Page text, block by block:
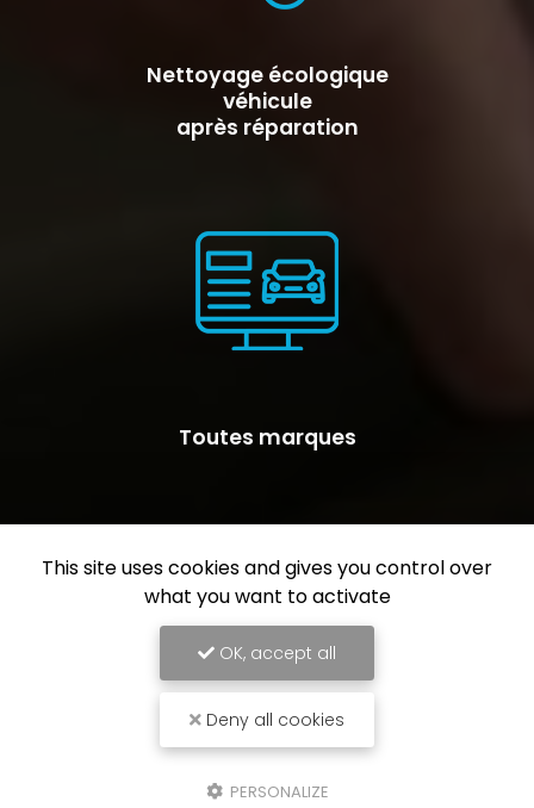
Nettoyage écologique
véhicule
après réparation
Toutes marques
This site uses cookies and gives you control over
what you want to activate
OK, accept all
Deny all cookies
PERSONALIZE